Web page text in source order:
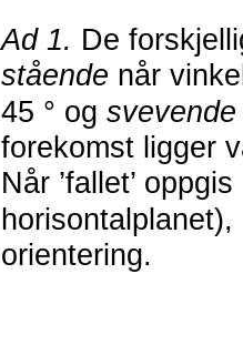
Ad 1. De
stående når
45 ° og svevende
forekomst ligger
Når ’fallet’
orientering.